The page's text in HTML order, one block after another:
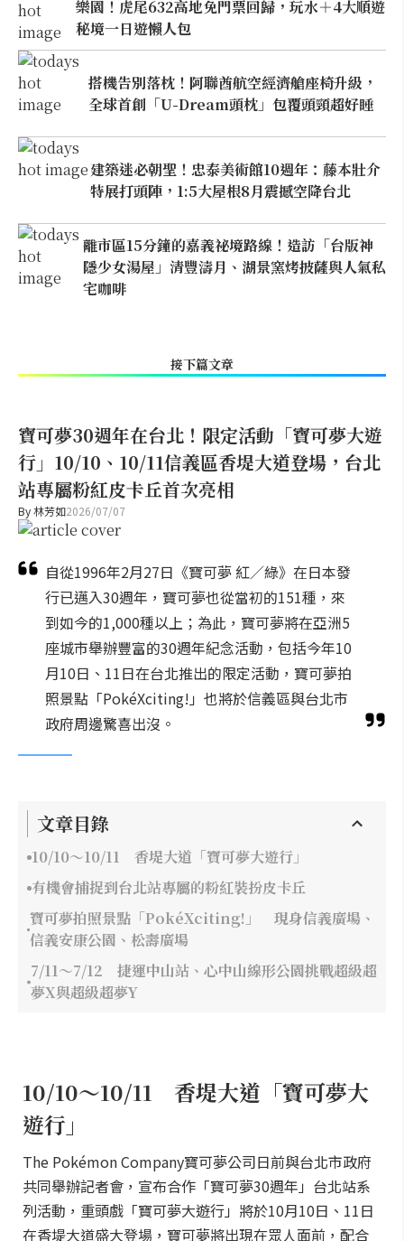
樂園！虎尾632高地免門票回歸，玩水＋4大順遊
秘境一日遊懶人包
搭機告別落枕！阿聯酋航空經濟艙座椅升級，
全球首創「U-Dream頭枕」包覆頭頸超好睡
建築迷必朝聖！忠泰美術館10週年：藤本壯介
特展打頭陣，1:5大屋根8月震撼空降台北
離市區15分鐘的嘉義祕境路線！造訪「台版神
隱少女湯屋」清豐濤月、湖景窯烤披薩與人氣私
宅咖啡
接下篇文章
寶可夢30週年在台北！限定活動「寶可夢大遊
行」10/10、10/11信義區香堤大道登場，台北
站專屬粉紅皮卡丘首次亮相
By林芳如2026/07/07
自從1996年2月27日《寶可夢 紅／綠》在日本發
行已邁入30週年，寶可夢也從當初的151種，來
到如今的1,000種以上；為此，寶可夢將在亞洲5
座城市舉辦豐富的30週年紀念活動，包括今年10
月10日、11日在台北推出的限定活動，寶可夢拍
照景點「PokéXciting!」也將於信義區與台北市
政府周邊驚喜出沒。
文章目錄
10/10～10/11 香堤大道「寶可夢大遊行」
有機會捕捉到台北站專屬的粉紅裝扮皮卡丘
寶可夢拍照景點「PokéXciting!」 現身信義廣場、
信義安康公園、松壽廣場
7/11～7/12 捷運中山站、心中山線形公園挑戰超級超
夢X與超級超夢Y
10/10～10/11 香堤大道「寶可夢大
遊行」
The Pokémon Company寶可夢公司日前與台北市政府
共同舉辦記者會，宣布合作「寶可夢30週年」台北站系
列活動，重頭戲「寶可夢大遊行」將於10月10日、11日
在香堤大道盛大登場，寶可夢將出現在眾人面前，配合